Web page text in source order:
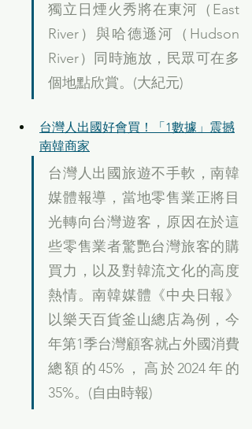
獨立日煙火秀將在東河（East
River）與哈德遜河（Hudson
River）同時施放，民眾可在多
個地點欣賞。(大紀元)
台灣人出國好會買！「1數據」震撼
南韓商家
台灣人出國旅遊不手軟，南韓
媒體報導，當地零售業正將目
光轉向台灣遊客，原因在於這
些零售業者驚艷台灣旅客的購
買力，以及對韓流文化的高度
熱情。南韓媒體《中央日報》
以樂天百貨釜山總店為例，今
年第1季台灣顧客就占外國消費
總額的45%，高於2024年的
35%。(自由時報)